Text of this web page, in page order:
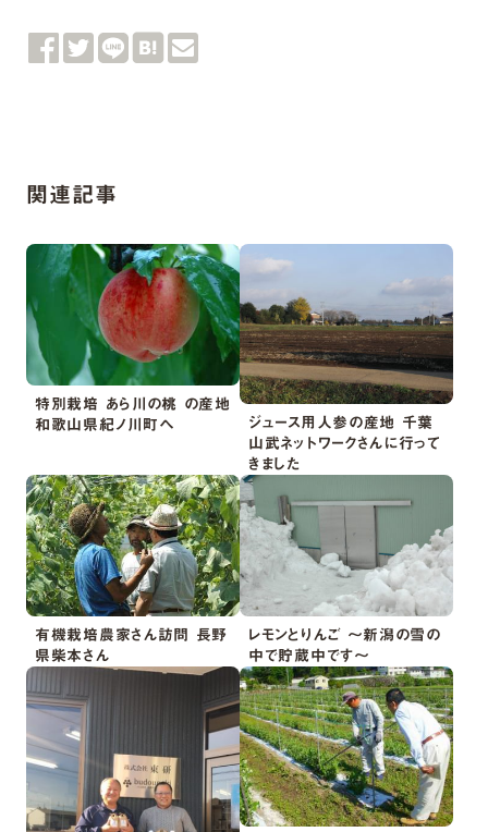
関連記事
特別栽培 あら川の桃 の産地
和歌山県紀ノ川町へ
ジュース用人参の産地 千葉
山武ネットワークさんに行って
きました
有機栽培農家さん訪問 長野
県柴本さん
レモンとりんご ～新潟の雪の
中で貯蔵中です～